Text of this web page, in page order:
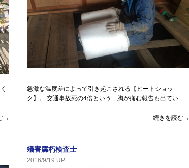
→
急激な温度差によって引き起こされる【ヒートショッ
ク】。 交通事故死の4倍という 胸が痛む報告も出てい…
続きを読む→
蟻害腐朽検査士
2016/9/19 UP